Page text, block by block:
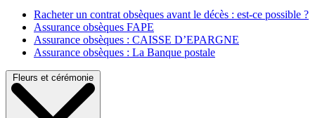
Racheter un contrat obsèques avant le décès : est-ce possible ?
Assurance obsèques FAPE
Assurance obsèques : CAISSE D’EPARGNE
Assurance obsèques : La Banque postale
Fleurs et cérémonie